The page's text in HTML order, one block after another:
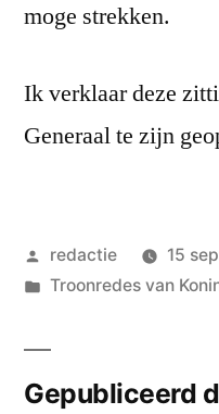
moge strekken.
Ik verklaar deze
Generaal te zijn
Geplaatst
door
redactie
15
Geplaatst
Troonredes van
Gepubliceerd